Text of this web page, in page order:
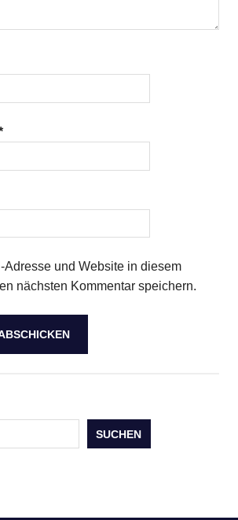
Adresse und Website in diesem
nächsten Kommentar speichern.
SUCHEN